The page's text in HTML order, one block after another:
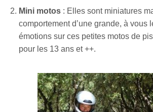
Mini motos : Elles sont miniatures
comportement d’une grande, à vous
émotions sur ces petites motos de
pour les 13 ans et ++.